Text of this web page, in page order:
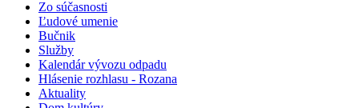
Zo súčasnosti
Ľudové umenie
Bučnik
Služby
Kalendár vývozu odpadu
Hlásenie rozhlasu - Rozana
Aktuality